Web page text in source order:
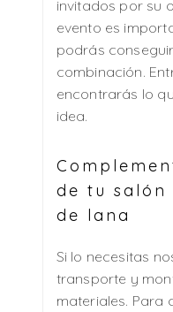
invitados por su
evento es
podrás
combinación.
encontrarás lo
idea.
de tu
de lana
Si lo necesitas
transporte y
materiales. Para